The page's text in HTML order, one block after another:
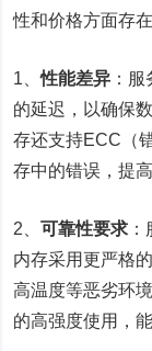
性和价格方面存
1、性能差异 ：
的延迟，以确保
存还支持ECC（
存中的错误，提
2、可靠性要求
内存采用更严格
高温度等恶劣环
的高强度使用，